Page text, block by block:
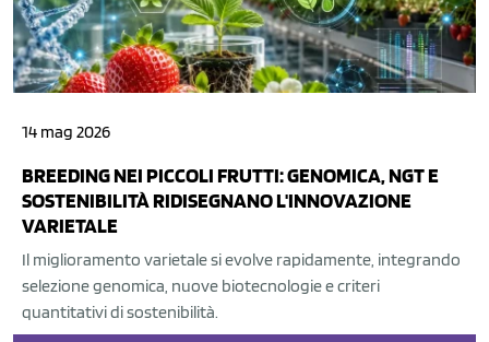
14 mag 2026
BREEDING NEI PICCOLI FRUTTI: GENOMICA, NGT E
SOSTENIBILITÀ RIDISEGNANO L'INNOVAZIONE
VARIETALE
Il miglioramento varietale si evolve rapidamente, integrando
selezione genomica, nuove biotecnologie e criteri
quantitativi di sostenibilità.